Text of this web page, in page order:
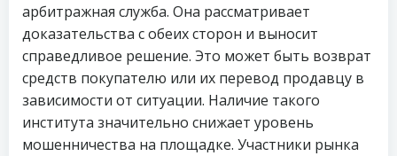
арбитражная служба. Она рассматривает
доказательства с обеих сторон и выносит
справедливое решение. Это может быть возврат
средств покупателю или их перевод продавцу в
зависимости от ситуации. Наличие такого
института значительно снижает уровень
мошенничества на площадке. Участники рынка